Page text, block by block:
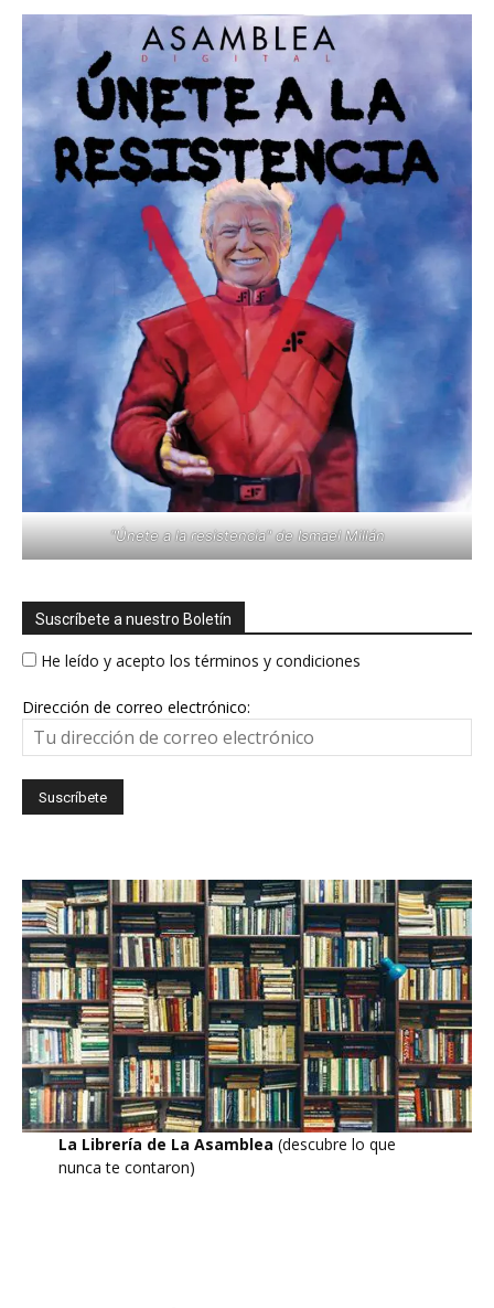
"Únete a la resistencia" de Ismael Millán
Suscríbete a nuestro Boletín
He leído y acepto los términos y condiciones
Dirección de correo electrónico:
La Librería de La Asamblea (descubre lo que
nunca te contaron)